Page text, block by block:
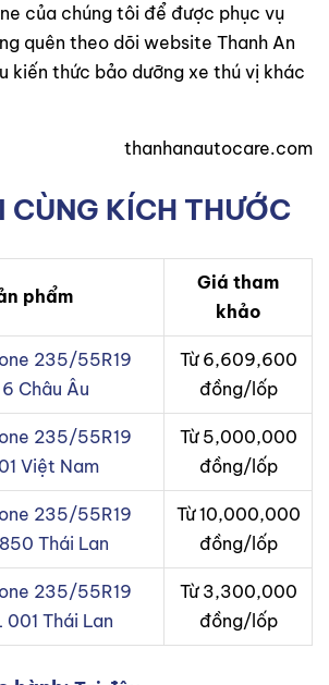
của chúng tôi để được phục vụ
quên theo dõi website Thanh An
kiến thức bảo dưỡng xe thú vị khác
thanhanautocare.com
CÙNG KÍCH THƯỚC
phẩm
Giá tham
khảo
235/55R19
Châu Âu
Từ 6,609,600
đồng/lốp
235/55R19
Việt Nam
Từ 5,000,000
đồng/lốp
235/55R19
Thái Lan
Từ 10,000,000
đồng/lốp
235/55R19
Thái Lan
Từ 3,300,000
đồng/lốp